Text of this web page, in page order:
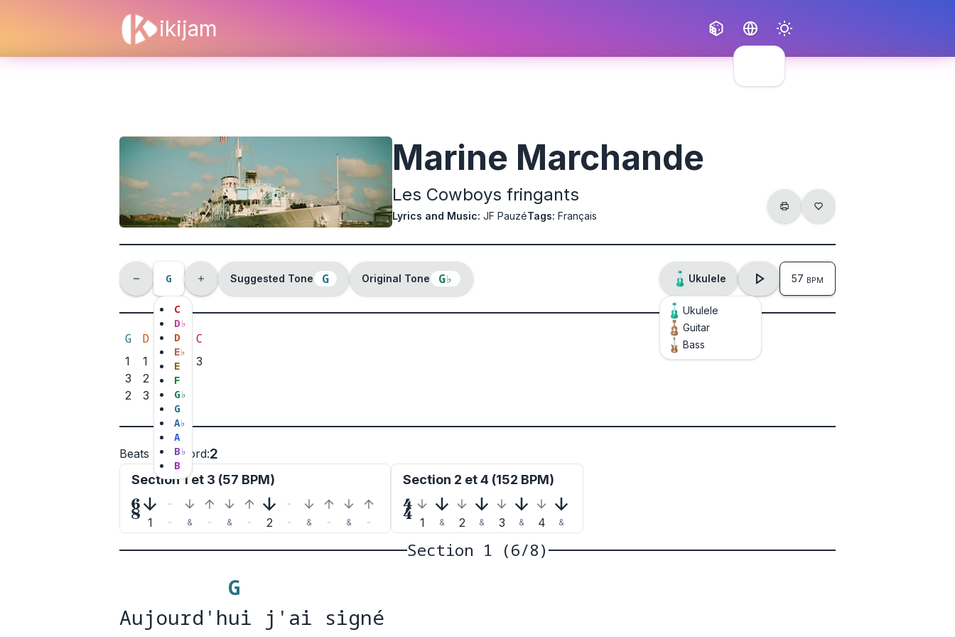
ikijam
Marine Marchande
Les Cowboys fringants
Lyrics and Music: JF PauzéTags: Français
G
C
D♭
D
E♭
E
F
G♭
G
A♭
A
B♭
B
Suggested Tone G Original Tone G♭ Ukulele
Ukulele
Guitar
Bass
57 BPM
G
1
3
2
D
1
2
3
Em
3
2
1
Bm
3
C
3
Beats per chord:2
Section 1 et 3 (57 BPM)
 1 & & 2 & &
Section 2 et 4 (152 BPM)
 1 & 2 & 3 & 4 &
Section 1 (6/8)
Aujourd'h
G
ui j'ai si
Aujourd'hui j'ai signé